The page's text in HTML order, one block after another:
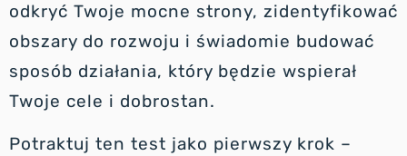
odkryć Twoje mocne strony, zidentyfikować
obszary do rozwoju i świadomie budować
sposób działania, który będzie wspierał
Twoje cele i dobrostan.
Potraktuj ten test jako pierwszy krok –